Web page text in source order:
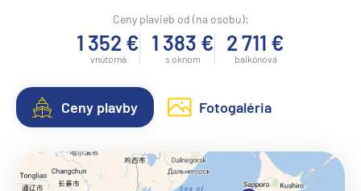
Ceny plavieb od (na osobu):
1 352 €
vnútorná
1 383 €
s oknom
2 711 €
balkónová
Ceny plavby Fotogaléria